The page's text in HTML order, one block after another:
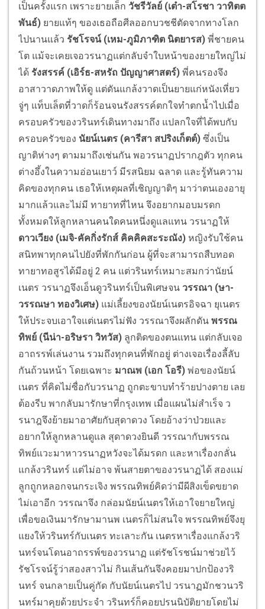
เป็นครั้งแรก เพราะยายเล็ก วัชรีวัลย์ (เต๋า-สโรชา วาทิตต
พันธ์) ยายแท้ๆ ของเธอถือศีลออกบวชชีตัดจากทางโลก
ไปนานแล้ว รัชโรจน์ (เหม-ภูมิภาฑิต นิตยารส) พี่ชายคน
โต แม้จะเคยเจอวรนาฏแต่กลับจำใบหน้าของยายใหญ่ไม่
ได้ รังสรรค์ (เอิร์ธ-สหรัถ ปัญญาศาสตร์) พี่คนรองจึง
อาสาวาดภาพให้ดู แต่ดันแกล้งวาดเป็นยายแก่หนังเหี่ยว
จู่ๆ แท็บเล็ตที่วาดก็ร้อนจนรังสรรค์ตกใจทำตกน้ำไปเมื่อ
ครอบครัวของวรินทร์เดินทางมาถึง แปลกใจที่ได้พบกับ
ครอบครัวของ นัยน์เนตร (คารีสา สปริงเก็ตต์) ซึ่งเป็น
ญาติห่างๆ ตามมาถึงเช่นกัน พอวรนาฏปรากฎตัว ทุกคน
ต่างอึ้งในความอ่อนเยาว์ มีรสนิยม ฉลาด และรู้ทันความ
คิดของทุกคน เธอให้เหตุผลที่เชิญญาติๆ มาว่าตนเองอายุ
มากแล้วและไม่มี ทายาทที่ไหน จึงอยากมอบมรดก
ทั้งหมดให้ลูกหลานคนใดคนหนึ่งดูแลแทน วรนาฏให้
ดาวเวียง (เมจิ-คัคกิ่งรักส์ คิคคิคสะระณัง) หญิงรับใช้คน
สนิทพาทุกคนไปยังที่พักกันก่อน ผู้ที่จะสามารถสืบทอด
ทายาทอสูรได้มีอยู่ 2 คน แต่วรินทร์เหมาะสมกว่านัยน์
เนตร วรนาฏจึงเอ็นดูวรินทร์เป็นพิเศษจน วรรณา (ษา-
วรรณษา ทองวิเศษ) แม่เลี้ยงของนัยน์เนตรอิจฉา ยุเนตร
ให้ประจบเอาใจแต่เนตรไม่ฟัง วรรณาจึงผลักดัน พรรณ
ทิพย์ (นีน่า-อริษรา วิทวัส) ลูกติดของตนแทน แต่กลับเจอ
อาถรรพ์เล่นงาน รวมถึงทุกคนที่พักอยู่ ต่างเจอเรื่องลี้ลับ
กันถ้วนหน้า โดยเฉพาะ มาณพ (เอก โอรี) พ่อของนัยน์
เนตร ที่คิดไม่ซื่อกับวรนาฏ ถูกตะขาบทำร้ายปางตาย เลย
ต้องรีบ พากลับมารักษาที่กรุงเทพ เมื่อแผนไม่สำเร็จ ว
รนาฎจึงย้ายมาอาศัยกับสุดาดวง โดยอ้างว่าป่วยและ
อยากให้ลูกหลานดูแล สุดาดวงยินดี วรรณากับพรรณ
ทิพย์แวะมาหาวรนาฏหวังจะได้มรดก และหาเรื่องกลั่น
แกล้งวรินทร์ แต่ไม่อาจ พ้นสายตาของวรนาฏได้ สองแม่
ลูกถูกหลอกจนกระเจิง พรรณทิพย์คิดว่ามีผีสิงเข็ดขยาด
ไม่เอาอีก วรรณาจึง กล่อมนัยน์เนตรให้เอาใจยายใหญ่
เพื่อขอเงินมารักษามานพ เนตรก็ไม่สนใจ พรรณทิพย์จึงยุ
แยงให้วรินทร์กับเนตร ทะเลาะกัน เนตรหาเรื่องแกล้งวริ
นทร์จนโดนอาถรรพ์ของวรนาฏ แต่รัชโรชน์มาช่วยไว้
รัชโรจน์รู้ว่าสองสาวไม่ กินเส้นกันจึงคอยมาปกป้องวริ
นทร์ จนกลายเป็นคู่กัด กับนัยน์เนตรไป วรนาฏมักชวนวริ
นทร์มาคุยด้วยประจำ วรินทร์ก็คอยปรนนิบัติยายโดยไม่